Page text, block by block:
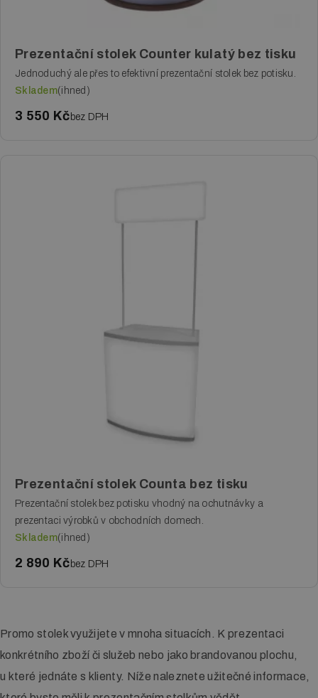
Prezentační stolek Counter kulatý bez tisku
Jednoduchý ale přes to efektivní prezentační stolek bez potisku.
Skladem(ihned)
3 550 Kčbez DPH
Prezentační stolek Counta bez tisku
Prezentační stolek bez potisku vhodný na ochutnávky a
prezentaci výrobků v obchodních domech.
Skladem(ihned)
2 890 Kčbez DPH
Promo stolek využijete v mnoha situacích. K prezentaci
konkrétního zboží či služeb nebo jako brandovanou plochu,
u které jednáte s klienty. Níže naleznete užitečné informace,